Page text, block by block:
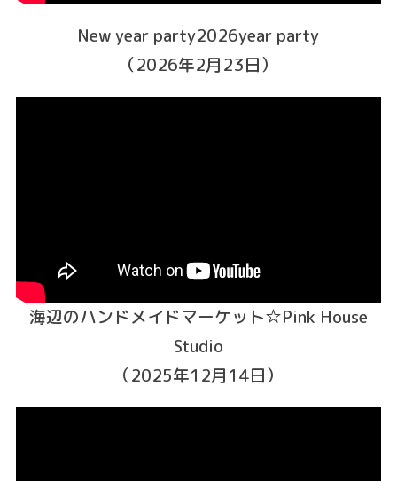
New year party2026year party
（2026年2月23日）
海辺のハンドメイドマーケット☆Pink House
Studio
（2025年12月14日）